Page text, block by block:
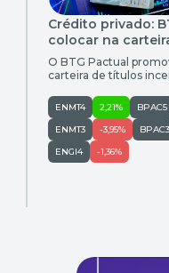
Crédito privado:
colocar na
O BTG Pactual
carteira de títulos
(CGOSA2) e retirou o
uma mudança
não por uma piora
ENMT4 2,21% BPAC5
ENMT3
-3,95% BPAC3
ENGI4
-1,36%